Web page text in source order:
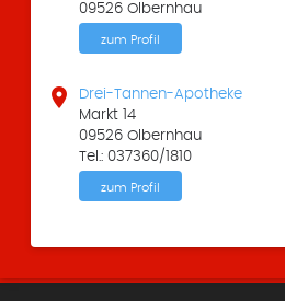
09526 Olbernhau
zum Profil

Drei-Tannen-Apotheke
Markt 14
09526 Olbernhau
Tel.: 037360/1810
zum Profil